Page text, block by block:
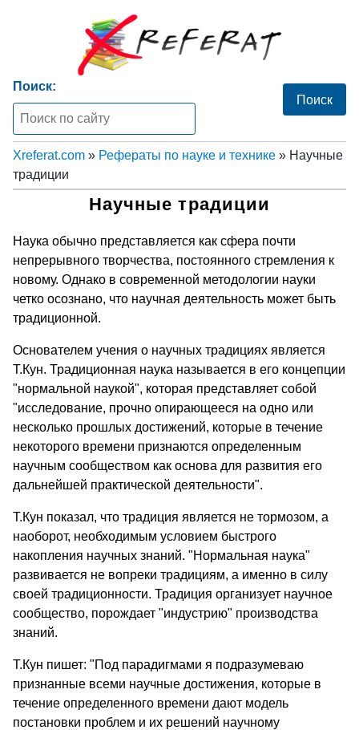
Поиск:
Xreferat.com » Рефераты по науке и технике » Научные
традиции
Научные традиции
Наука обычно представляется как сфера почти
непрерывного творчества, постоянного стремления к
новому. Однако в современной методологии науки
четко осознано, что научная деятельность может быть
традиционной.
Основателем учения о научных традициях является
Т.Кун. Традиционная наука называется в его концепции
"нормальной наукой", которая представляет собой
"исследование, прочно опирающееся на одно или
несколько прошлых достижений, которые в течение
некоторого времени признаются определенным
научным сообществом как основа для развития его
дальнейшей практической деятельности".
Т.Кун показал, что традиция является не тормозом, а
наоборот, необходимым условием быстрого
накопления научных знаний. "Нормальная наука"
развивается не вопреки традициям, а именно в силу
своей традиционности. Традиция организует научное
сообщество, порождает "индустрию" производства
знаний.
Т.Кун пишет: "Под парадигмами я подразумеваю
признанные всеми научные достижения, которые в
течение определенного времени дают модель
постановки проблем и их решений научному